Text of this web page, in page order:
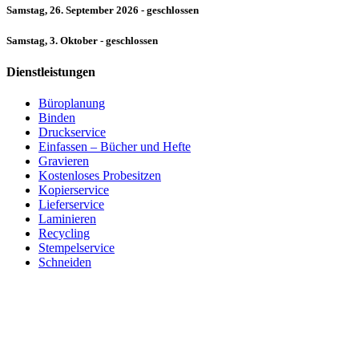
Samstag, 26. September 2026 - geschlossen
Samstag, 3. Oktober - geschlossen
Dienstleistungen
Büroplanung
Binden
Druckservice
Einfassen – Bücher und Hefte
Gravieren
Kostenloses Probesitzen
Kopierservice
Lieferservice
Laminieren
Recycling
Stempelservice
Schneiden